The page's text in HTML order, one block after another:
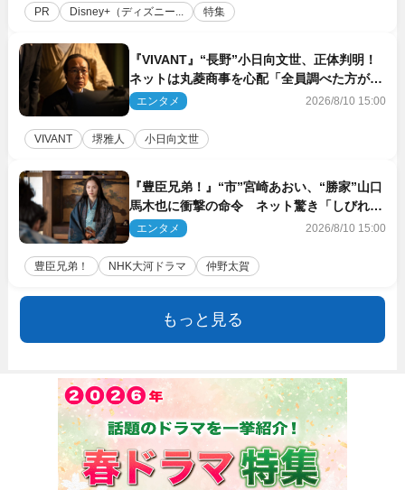
PR Disney+（ディズニー... 特集
『VIVANT』“長野”小日向文世、正体判明！
ネットは丸菱商事を心配「全員調べた方がい
い」「魔境すぎん？？」
エンタメ 2026/8/10 15:00
VIVANT 堺雅人 小日向文世
『豊臣兄弟！』“市”宮崎あおい、“勝家”山口
馬木也に衝撃の命令 ネット驚き「しびれた
なぁ」「激アツ!!」（ネタバレあり）
エンタメ 2026/8/10 15:00
豊臣兄弟！ NHK大河ドラマ 仲野太賀
もっと見る